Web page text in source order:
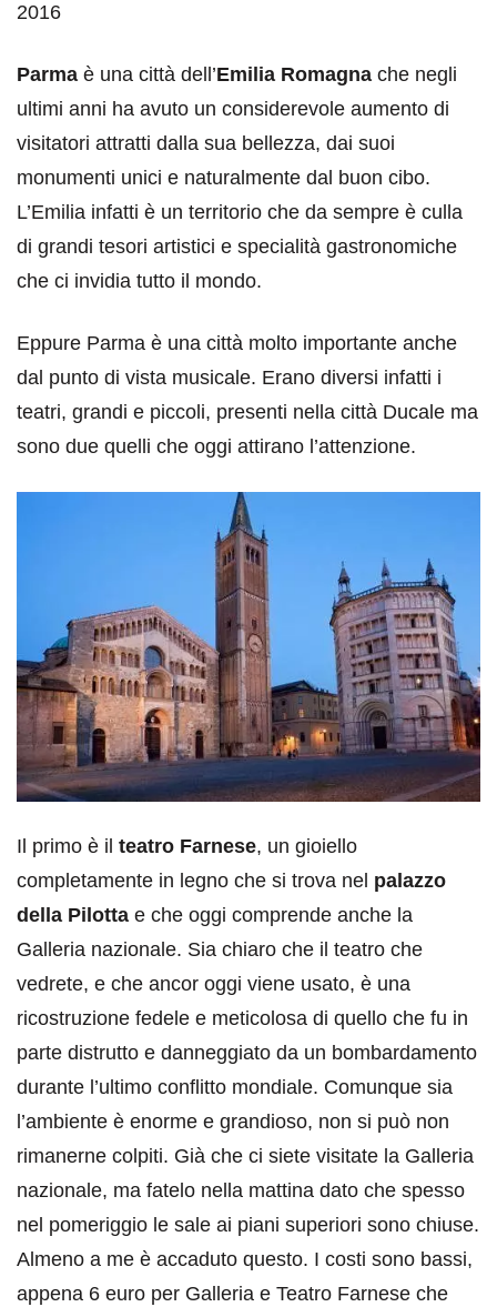
2016
Parma è una città dell’Emilia Romagna che negli
ultimi anni ha avuto un considerevole aumento di
visitatori attratti dalla sua bellezza, dai suoi
monumenti unici e naturalmente dal buon cibo.
L’Emilia infatti è un territorio che da sempre è culla
di grandi tesori artistici e specialità gastronomiche
che ci invidia tutto il mondo.
Eppure Parma è una città molto importante anche
dal punto di vista musicale. Erano diversi infatti i
teatri, grandi e piccoli, presenti nella città Ducale ma
sono due quelli che oggi attirano l’attenzione.
Il primo è il teatro Farnese, un gioiello
completamente in legno che si trova nel palazzo
della Pilotta e che oggi comprende anche la
Galleria nazionale. Sia chiaro che il teatro che
vedrete, e che ancor oggi viene usato, è una
ricostruzione fedele e meticolosa di quello che fu in
parte distrutto e danneggiato da un bombardamento
durante l’ultimo conflitto mondiale. Comunque sia
l’ambiente è enorme e grandioso, non si può non
rimanerne colpiti. Già che ci siete visitate la Galleria
nazionale, ma fatelo nella mattina dato che spesso
nel pomeriggio le sale ai piani superiori sono chiuse.
Almeno a me è accaduto questo. I costi sono bassi,
appena 6 euro per Galleria e Teatro Farnese che